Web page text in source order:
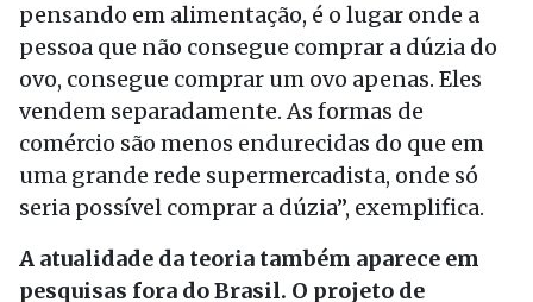
pensando em alimentação, é o lugar onde a
pessoa que não consegue comprar a dúzia do
ovo, consegue comprar um ovo apenas. Eles
vendem separadamente. As formas de
comércio são menos endurecidas do que em
uma grande rede supermercadista, onde só
seria possível comprar a dúzia”, exemplifica.
A atualidade da teoria também aparece em
pesquisas fora do Brasil. O projeto de